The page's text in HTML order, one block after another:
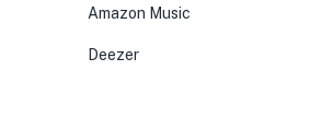
Amazon Music
Deezer